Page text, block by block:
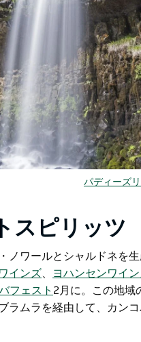
パディーズ
スピリッツ
ノワールとシャルドネを
インズ ヨハンセンワイン
フェスト 2月に。
この地域
ラムラを経由して、カン